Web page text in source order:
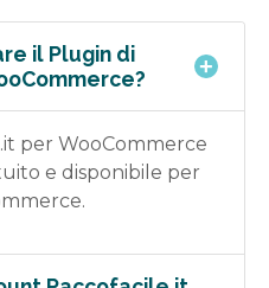
il Plugin di
per WooCommerce
e disponibile per